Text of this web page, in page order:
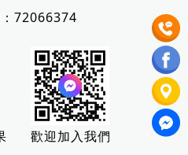
72066374
歡迎加入我們